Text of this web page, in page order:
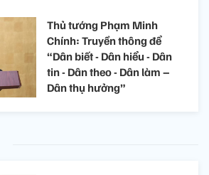
Thủ tướng Phạm Minh
Chính: Truyền thông để
“Dân biết - Dân hiểu - Dân
tin - Dân theo - Dân làm –
Dân thụ hưởng”